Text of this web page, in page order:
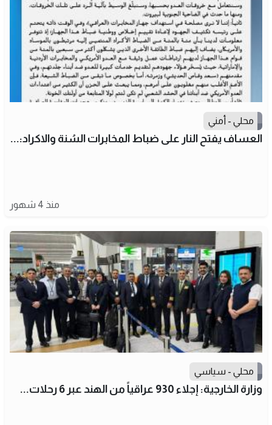
محلي - أمني
العساف يفتح النار على ضباط المخابرات السُنة والاكراد:...
منذ 4 شهور
محلي - سياسي
وزارة الخارجية: إجلاء 930 عراقياً من الهند عبر 6 رحلات...